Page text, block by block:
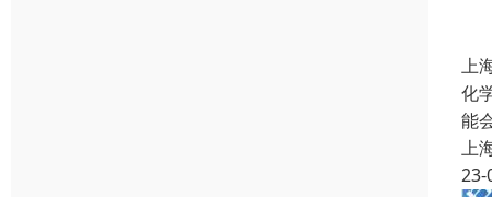
上
化
能
上
23-